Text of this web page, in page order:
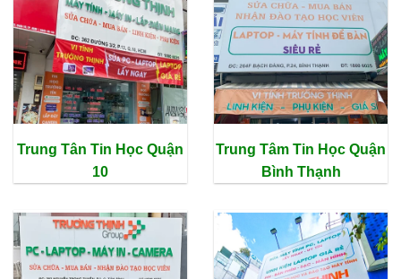
Trung Tân Tin Học Quận
10
Trung Tâm Tin Học Quận
Bình Thạnh